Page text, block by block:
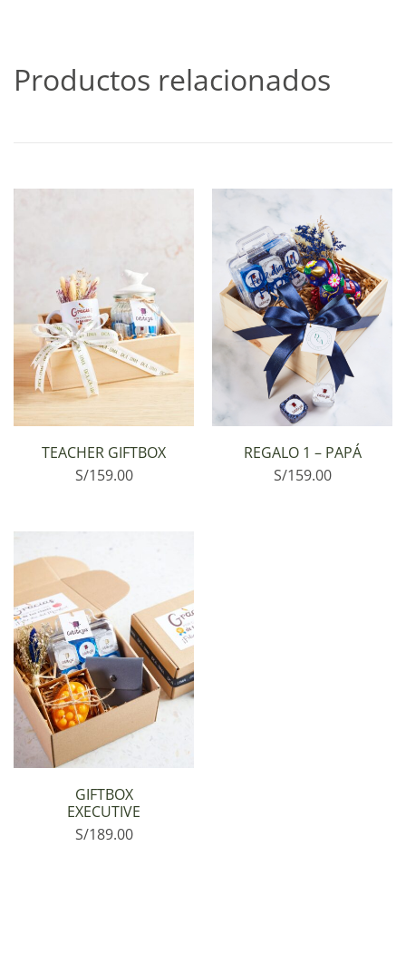
Productos relacionados
TEACHER GIFTBOX
S/159.00
REGALO 1 – PAPÁ
S/159.00
GIFTBOX
EXECUTIVE
S/189.00